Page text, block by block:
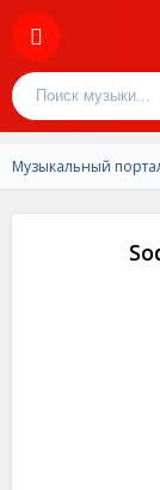
Музыкальный